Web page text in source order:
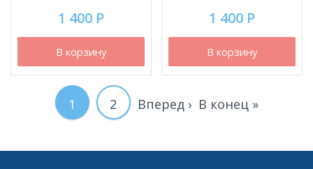
1 400 Р
В корзину
1 400 Р
В корзину
НумерацияТекущая
1 Page
2 Следующая
Вперед › Последняя
В конец »